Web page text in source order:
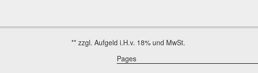
Pages